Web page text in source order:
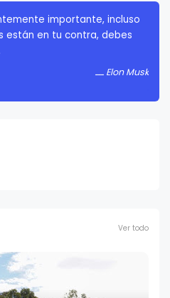
importante. No debes
estés obligado a rendirte.
Ver todo